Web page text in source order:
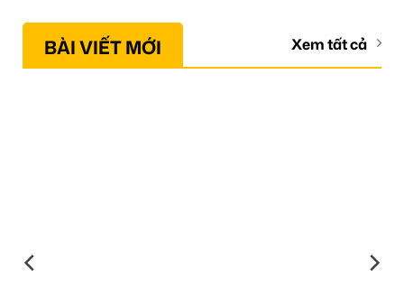
BÀI VIẾT MỚI Xem tất cả